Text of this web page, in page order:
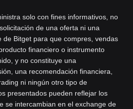
solo con fines informativos, no
de una oferta ni una
de Bitget para que compres, vendas
financiero o instrumento
y no constituye una
una recomendación financiera,
ni ningún otro tipo de
presentados pueden reflejar los
se intercambian en el exchange de